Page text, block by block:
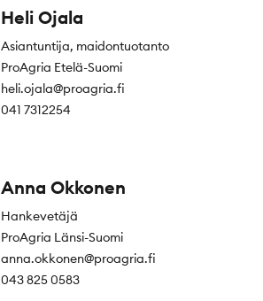
Heli Ojala
Asiantuntija, maidontuotanto
ProAgria Etelä-Suomi
heli.ojala@proagria.fi
041 7312254
Anna Okkonen
Hankevetäjä
ProAgria Länsi-Suomi
anna.okkonen@proagria.fi
043 825 0583